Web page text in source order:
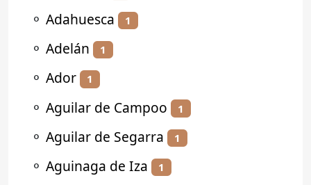
⚬ Adahuesca 1
⚬ Adelán 1
⚬ Ador 1
⚬ Aguilar de Campoo 1
⚬ Aguilar de Segarra 1
⚬ Aguinaga de Iza 1